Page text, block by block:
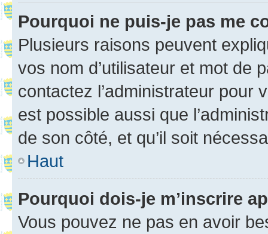
Pourquoi ne puis-je pas me
Plusieurs raisons peuvent
vos nom d’utilisateur et mot de
contactez l’administrateur pour
est possible aussi que
de son côté, et qu’il soit
Haut
Pourquoi dois-je m’inscrire
Vous pouvez ne pas en avoir